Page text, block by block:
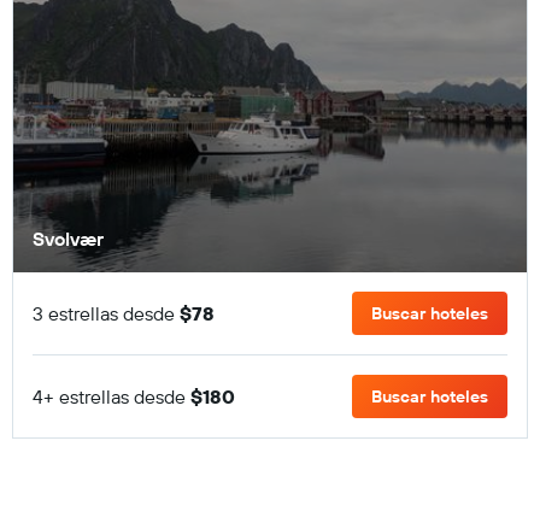
Svolvær
3 estrellas desde $78 Buscar hoteles
4+ estrellas desde $180 Buscar hoteles